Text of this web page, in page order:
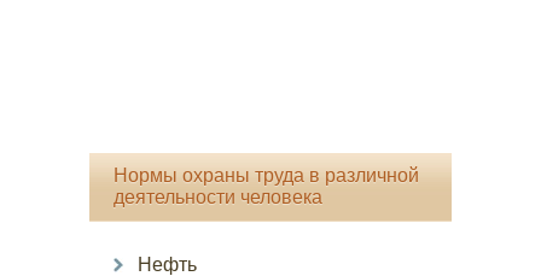
Нормы охраны труда в различной
деятельности человека
Нефть